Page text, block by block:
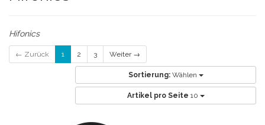
Hifonics
← Zurück 1 2 3 Weiter →
Sortierung: Wählen
Artikel pro Seite 10